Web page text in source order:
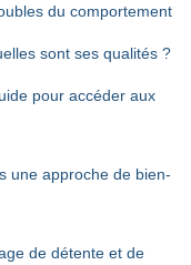
du comportement
sont ses qualités ?
pour accéder aux
une approche de bien-
de détente et de